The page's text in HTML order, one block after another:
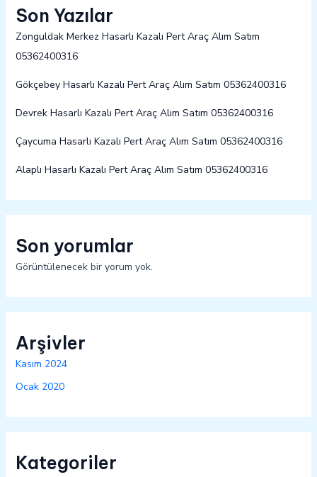
Son Yazılar
Zonguldak Merkez Hasarlı Kazalı Pert Araç Alım Satım
05362400316
Gökçebey Hasarlı Kazalı Pert Araç Alım Satım 05362400316
Devrek Hasarlı Kazalı Pert Araç Alım Satım 05362400316
Çaycuma Hasarlı Kazalı Pert Araç Alım Satım 05362400316
Alaplı Hasarlı Kazalı Pert Araç Alım Satım 05362400316
Son yorumlar
Görüntülenecek bir yorum yok.
Arşivler
Kasım 2024
Ocak 2020
Kategoriler